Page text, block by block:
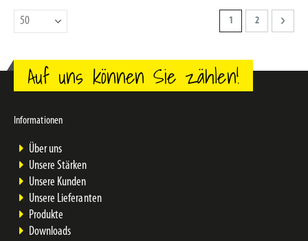
SeiteSie lesen gerade Seite
1 Seite
2 Seite
Weiter
Auf uns können Sie zählen!
Informationen
Über uns
Unsere Stärken
Unsere Kunden
Unsere Lieferanten
Produkte
Downloads